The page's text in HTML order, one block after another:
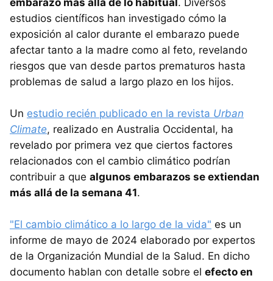
embarazo más allá de lo habitual. Diversos
estudios científicos han investigado cómo la
exposición al calor durante el embarazo puede
afectar tanto a la madre como al feto, revelando
riesgos que van desde partos prematuros hasta
problemas de salud a largo plazo en los hijos.
Un estudio recién publicado en la revista Urban
Climate, realizado en Australia Occidental, ha
revelado por primera vez que ciertos factores
relacionados con el cambio climático podrían
contribuir a que algunos embarazos se extiendan
más allá de la semana 41.
"El cambio climático a lo largo de la vida" es un
informe de mayo de 2024 elaborado por expertos
de la Organización Mundial de la Salud. En dicho
documento hablan con detalle sobre el efecto en